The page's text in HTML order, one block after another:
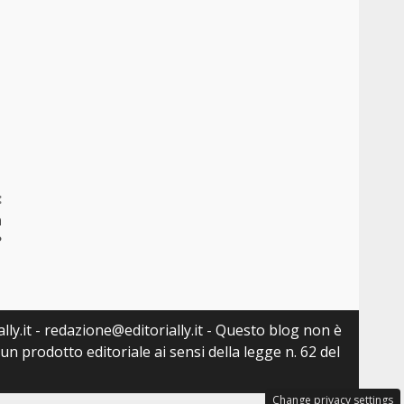
- redazione@editorially.it - Questo blog non è
prodotto editoriale ai sensi della legge n. 62 del
Change privacy settings